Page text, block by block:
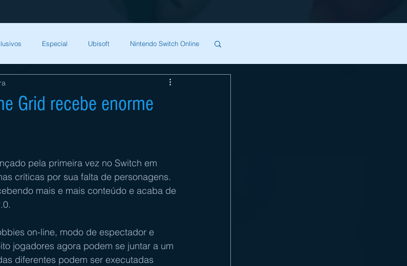
Especial Ubisoft Nintendo Switch Online
Enix
THQ Nordic Darksiders Warmastered
Grid recebe enorme
pela primeira vez no Switch em
críticas por sua falta de personagens.
mais e mais conteúdo e acaba de
on-line, modo de espectador e
jogadores agora podem se juntar a um
diferentes podem ser executadas